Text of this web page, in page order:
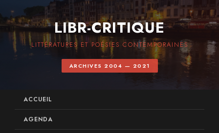
LIBR-CRITIQUE
LITTÉRATURES ET POÉSIES CONTEMPORAINES
ARCHIVES 2004 — 2021
ACCUEIL
AGENDA